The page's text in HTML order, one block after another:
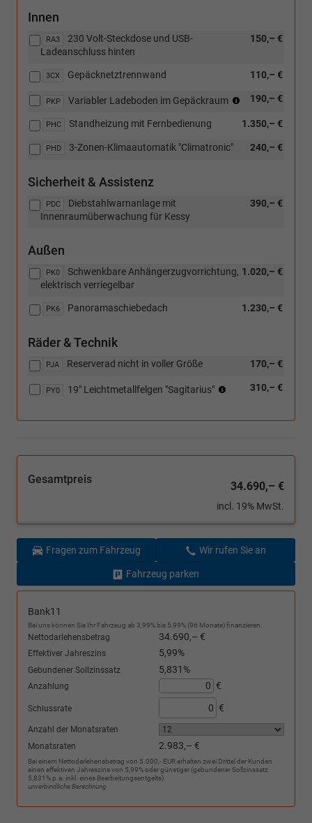
mit:
[P5L]
Family
Innen
RA3 150,– €
230 Volt-Steckdose und USB-
Ladeanschluss hinten
3CX 110,– €
Gepäcknetztrennwand
PKP 190,– €
Variabler Ladeboden im Gepäckraum
(Nicht
Verbindung
[W5K]
[PJA]
Größe)
PHC 1.350,– €
Standheizung mit Fernbedienung
PHD 240,– €
3-Zonen-Klimaautomatik "Climatronic"
Sicherheit & Assistenz
PDC 390,– €
Diebstahlwarnanlage mit
Innenraumüberwachung für Kessy
Außen
PK0 1.020,– €
Schwenkbare Anhängerzugvorrichtung,
elektrisch verriegelbar
PK6 1.230,– €
Panoramaschiebedach
Räder & Technik
PJA 170,– €
Reserverad nicht in voller Größe
PY0 310,– €
19" Leichtmetallfelgen "Sagitarius"
Reifen:
R19
Gesamtpreis
34.690,– €
incl. 19% MwSt.
Fragen zum Fahrzeug Wir rufen Sie an
Fahrzeug parken
Bank11
Bei uns können Sie Ihr Fahrzeug ab 3,99% bis 5,99% (96 Monate) finanzieren.
Nettodarlehensbetrag 34.690,– €
Effektiver Jahreszins 5,99%
Gebundener Sollzinssatz 5,831%
Anzahlung €
Schlussrate €
Anzahl der Monatsraten
Monatsraten
2.983,– €
Bei einem Nettodarlehensbetrag von 5.000,- EUR erhalten zwei Drittel der Kunden
einen effektiven Jahreszins von 5,99% oder günstiger (gebundener Sollzinssatz
5,831% p.a. inkl. eines Bearbeitungsentgelts).
unverbindliche Berechnung